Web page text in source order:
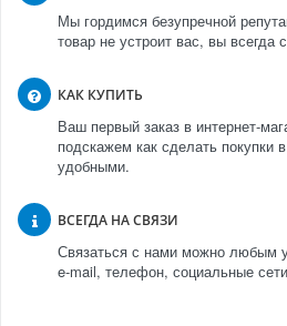
Мы гордимся безупречной
товар не устроит вас, вы всегда
КАК КУПИТЬ
Ваш первый заказ в интернет-
подскажем как сделать покупки
удобными.
ВСЕГДА НА СВЯЗИ
Связаться с нами можно любым
e-mail, телефон, социальные